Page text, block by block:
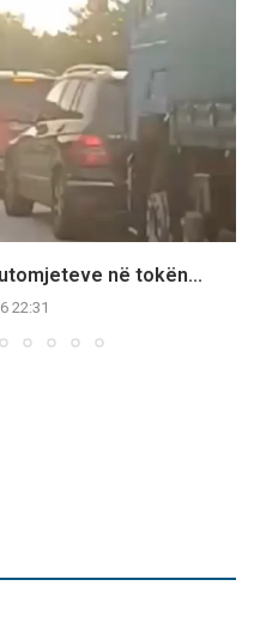
në tokën...
22:31